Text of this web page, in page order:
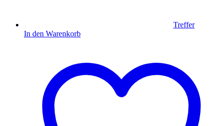
Treffer
In den Warenkorb